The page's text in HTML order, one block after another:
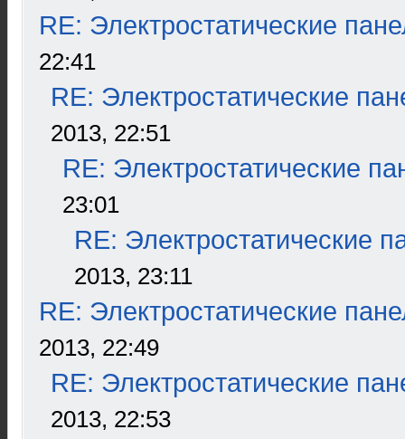
RE: Электростатические
22:41
RE: Электростатические
2013, 22:51
RE: Электростатические
23:01
RE: Электростатические
2013, 23:11
RE: Электростатические
2013, 22:49
RE: Электростатические
2013, 22:53